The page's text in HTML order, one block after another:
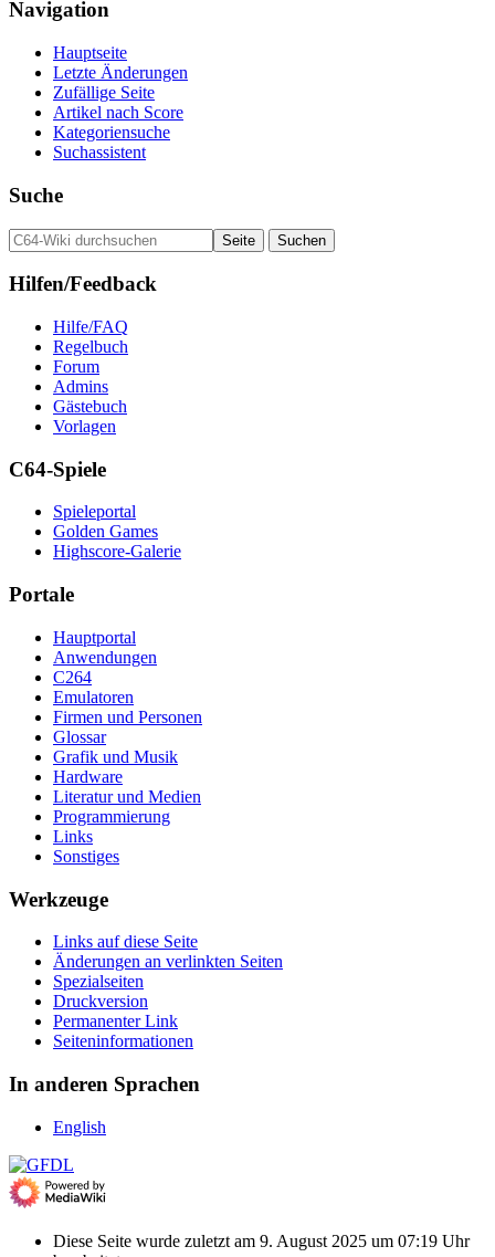
Navigation
Hauptseite
Letzte Änderungen
Zufällige Seite
Artikel nach Score
Kategoriensuche
Suchassistent
Suche
Hilfen/Feedback
Hilfe/FAQ
Regelbuch
Forum
Admins
Gästebuch
Vorlagen
C64-Spiele
Spieleportal
Golden Games
Highscore-Galerie
Portale
Hauptportal
Anwendungen
C264
Emulatoren
Firmen und Personen
Glossar
Grafik und Musik
Hardware
Literatur und Medien
Programmierung
Links
Sonstiges
Werkzeuge
Links auf diese Seite
Änderungen an verlinkten Seiten
Spezialseiten
Druckversion
Permanenter Link
Seiten­­informationen
In anderen Sprachen
English
Diese Seite wurde zuletzt am 9. August 2025 um 07:19 Uhr